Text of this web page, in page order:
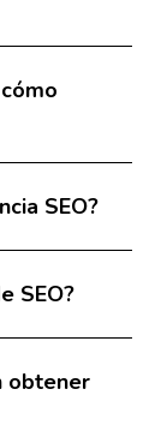
SEO?
SEO?
obtener